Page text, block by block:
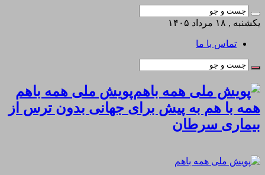
یکشنبه , ۱۸ مرداد ۱۴۰۵
تماس با ما
پویش ملی همه باهم
همه با هم به پیش برای جهانی بدون ترس از
بیماری سرطان